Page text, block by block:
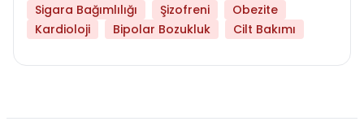
Sigara Bağımlılığı
Şizofreni
Obezite
Kardioloji
Bipolar Bozukluk Cilt Bakımı